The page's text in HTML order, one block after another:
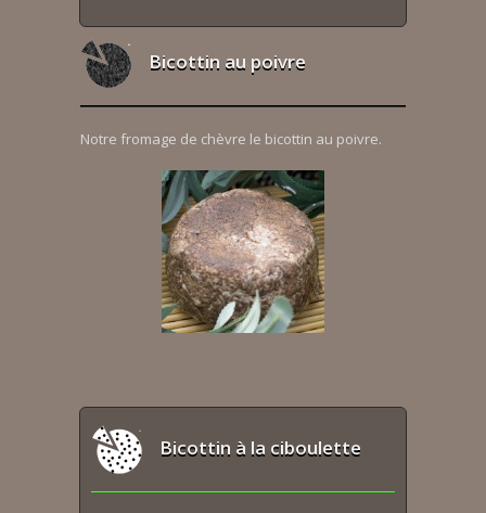
Bicottin au poivre
Notre fromage de chèvre le bicottin au poivre.
Bicottin à la ciboulette